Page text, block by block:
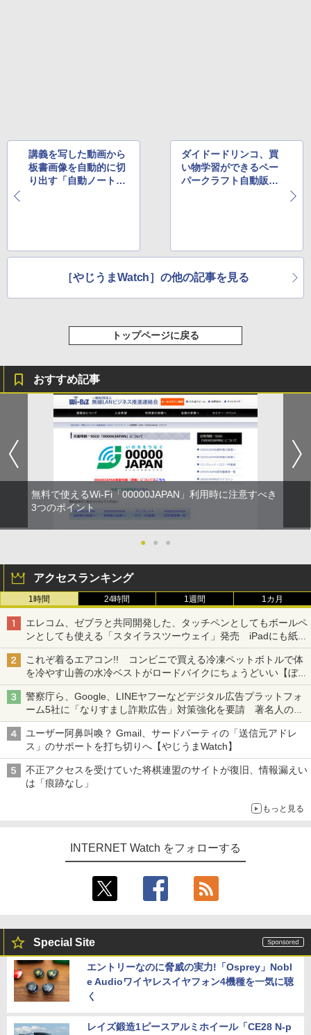
講義を写した動画から
板書画像を自動的に切
り出す「自動ノート取
ダイドードリンコ、買
い物学習ができるペー
パークラフト自動販売
［やじうまWatch］の他の記事を見る
トップページに戻る
おすすめ記事
無料で使えるWi-Fi「00000JAPAN」利用時に注意すべき
3つのポイント
● ● ●
アクセスランキング
1時間 24時間 1週間 1カ月
エレコム、ゼブラと共同開発した、タッチペンとしてもボールペ
ンとしても使える「スタイラスツーウェイ」発売 iPadにも紙に
も、持ち替えずに書き込める
これぞ着るエアコン!! コンビニで買える冷凍ペットボトルで体
を冷やす山善の水冷ベストがロードバイクにちょうどいい【ぼっ
ち・ざ・ろーど！その14】【空いた時間でなにしてる？】
警察庁ら、Google、LINEヤフーなどデジタル広告プラットフォ
ーム5社に「なりすまし詐欺広告」対策強化を要請 著名人の写
真や映像を使った投資詐欺などへの対策として
ユーザー阿鼻叫喚？ Gmail、サードパーティの「送信元アドレ
ス」のサポートを打ち切りへ【やじうまWatch】
不正アクセスを受けていた将棋連盟のサイトが復旧、情報漏えい
は「痕跡なし」
もっと見る
INTERNET Watch をフォローする
Special Site
エントリーなのに脅威の実力!「Osprey」Nobl
e Audioワイヤレスイヤフォン4機種を一気に聴
く
レイズ鍛造1ピースアルミホイール「CE28 N-p